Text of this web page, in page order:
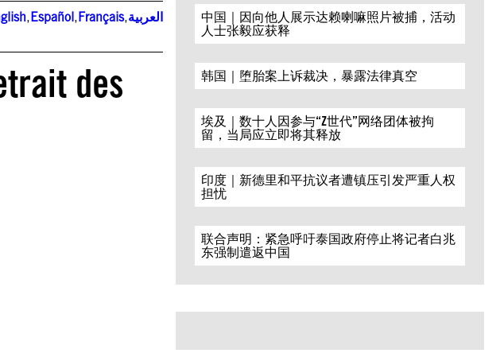
,Español,Français,العربية
des
中国｜因向他人展示达赖喇嘛照片被捕，活动
人士张毅应获释
韩国｜堕胎案上诉裁决，暴露法律真空
埃及｜数十人因参与“Z世代”网络团体被拘
留，当局应立即将其释放
印度｜新德里和平抗议者遭镇压引发严重人权
担忧
联合声明：紧急呼吁泰国政府停止将记者白兆
东强制遣返中国